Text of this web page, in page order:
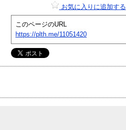
お気に入りに追加する
このページのURL
https://plth.me/11051420